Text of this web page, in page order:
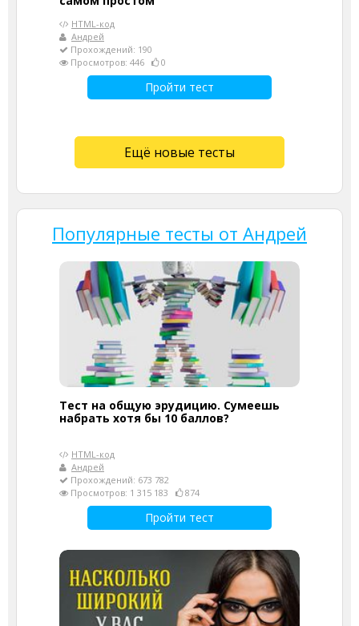
HTML-код
Андрей
Прохождений: 190
Просмотров: 446
0
Пройти тест
Ещё новые тесты
Популярные тесты от Андрей
Тест на общую эрудицию. Сумеешь
набрать хотя бы 10 баллов?
HTML-код
Андрей
Прохождений: 673 782
Просмотров: 1 315 183
874
Пройти тест